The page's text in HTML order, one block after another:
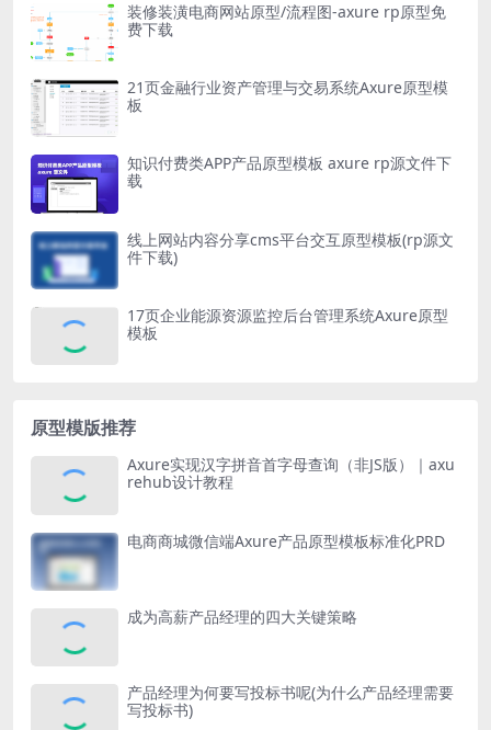
装修装潢电商网站原型/流程图-axure rp原型免
费下载
21页金融行业资产管理与交易系统Axure原型模
板
知识付费类APP产品原型模板 axure rp源文件下
载
线上网站内容分享cms平台交互原型模板(rp源文
件下载)
17页企业能源资源监控后台管理系统Axure原型
模板
原型模版推荐
Axure实现汉字拼音首字母查询（非JS版）｜axu
rehub设计教程
电商商城微信端Axure产品原型模板标准化PRD
成为高薪产品经理的四大关键策略
产品经理为何要写投标书呢(为什么产品经理需要
写投标书)